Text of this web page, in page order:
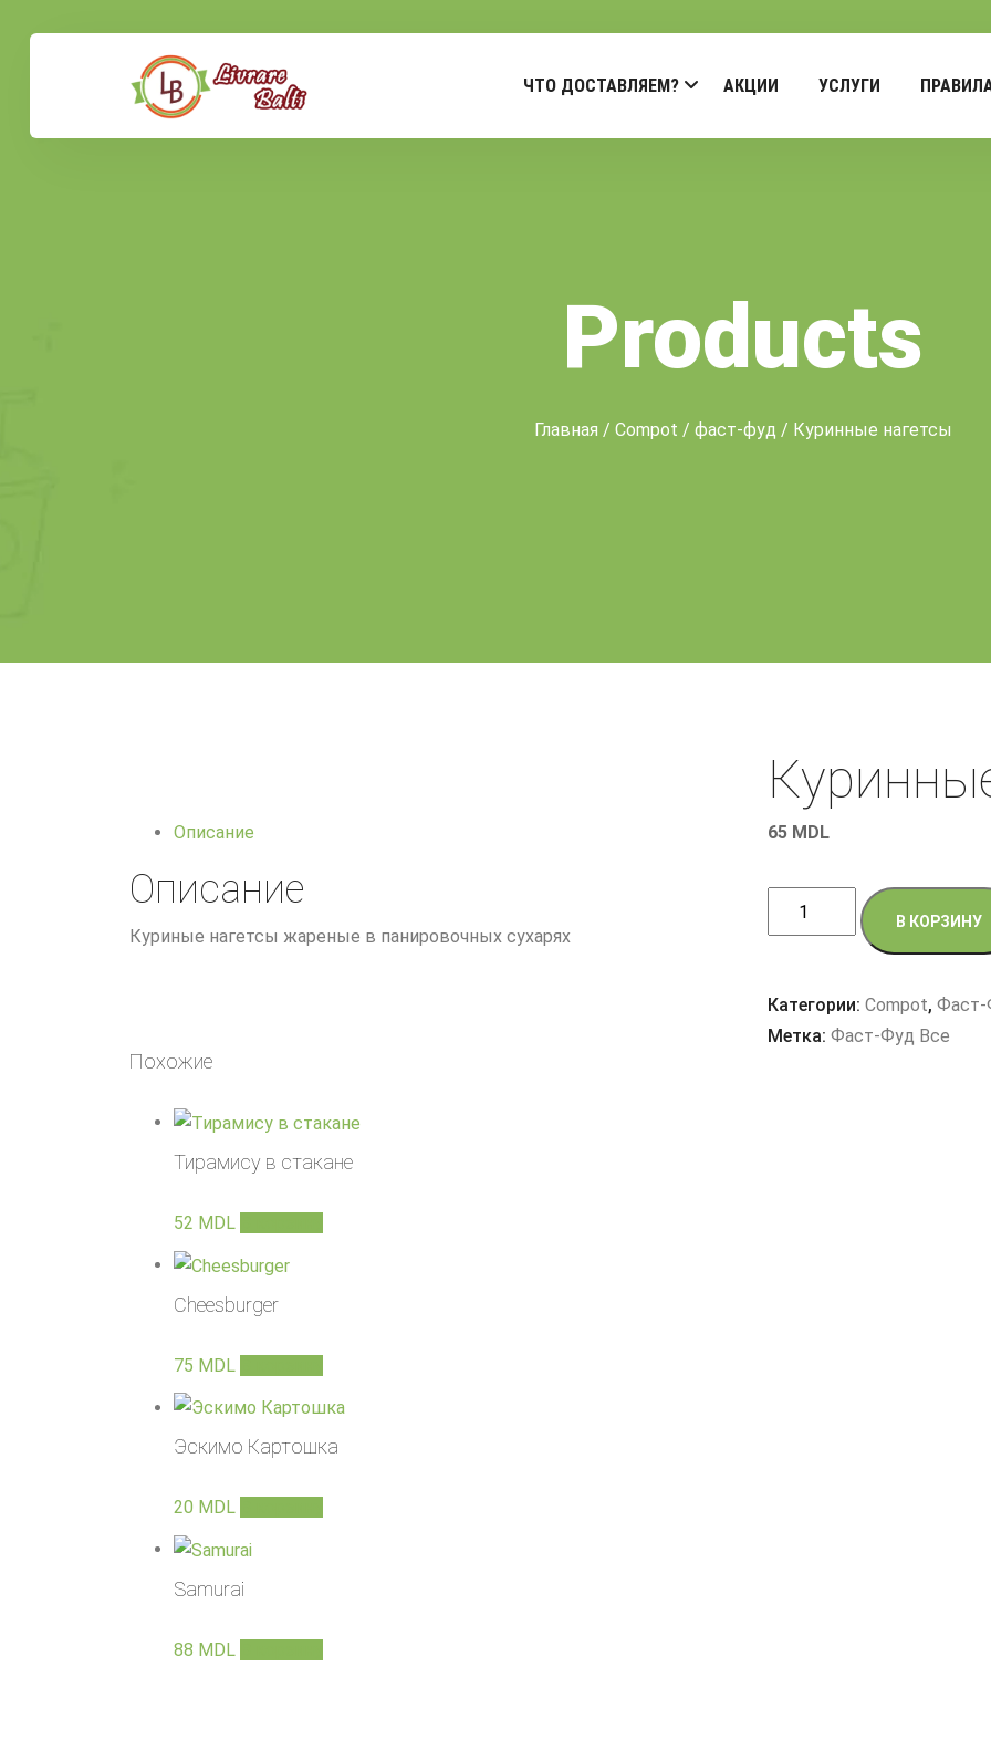
ЧТО ДОСТАВЛЯЕМ? АКЦИИ УСЛУГИ
Products
Главная / Compot / фаст-фуд / Куринные нагетсы
65 MDL
Количество
товара
нагетсы
В КОРЗИНУ
Категории:Compot,
Метка:Фаст-Фуд Все
Описание
Описание
Куриные нагетсы жареные в панировочных сухарях
Похожие
Тирамису в стакане
52 MDL
Cheesburger
75 MDL
Эскимо Картошка
20 MDL
Samurai
88 MDL